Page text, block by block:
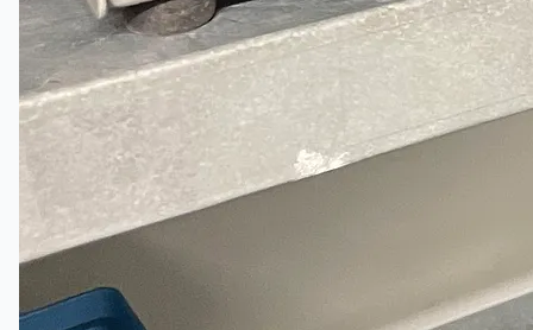
Certifications
連絡先